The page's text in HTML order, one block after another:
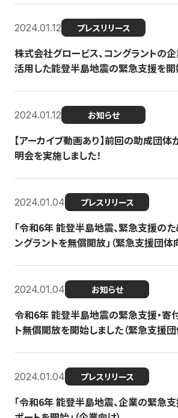
2024.01.12 プレスリリース
株式会社グロービス、コングラントの
活用した能登半島地震の緊急支援を
2024.01.12 お知らせ
【アーカイブ動画あり】前回の助成団
明会を実施しました！
2024.01.04 プレスリリース
「令和6年 能登半島地震、緊急支援の
ングラントを無償開放」（緊急支援団体
2024.01.04 お知らせ
令和6年 能登半島地震の緊急支援・寄
ト無償開放を開始しました（緊急支援団
2024.01.04 プレスリリース
「令和6年 能登半島地震、企業の緊急